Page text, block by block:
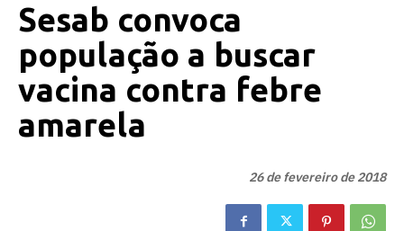
Sesab convoca
população a buscar
vacina contra febre
amarela
26 de fevereiro de 2018